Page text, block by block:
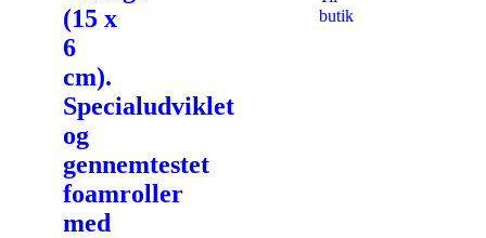
(15 x
6
cm).
Specialudviklet
og
gennemtestet
foamroller
med
butik